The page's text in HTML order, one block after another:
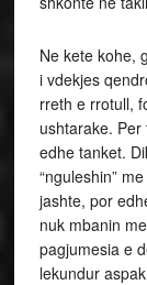
Ne kete kohe,
i vdekjes
rreth e rrotull,
ushtarake.
edhe tanket.
“nguleshin”
jashte, por
nuk mbanin
pagjumesia e
lekundur